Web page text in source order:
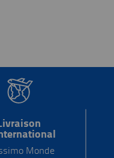
Monde